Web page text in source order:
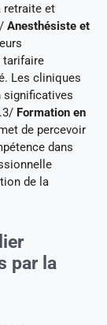
retraite et
Anesthésiste et
tarifaire
Les cliniques
significatives
Formation en
de percevoir
dans
de la
par la